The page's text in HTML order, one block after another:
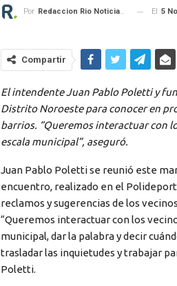
Por Redaccion Rio Noticias OK El 5
Compartir
El intendente Juan Pablo Poletti y
Distrito Noroeste para conocer en
barrios. “Queremos interactuar con
escala municipal”, aseguró.
Juan Pablo Poletti se reunió este
encuentro, realizado en el
reclamos y sugerencias de los
“Queremos interactuar con los
municipal, dar la palabra y decir
trasladar las inquietudes y trabajar
Poletti.